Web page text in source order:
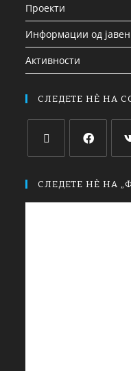
Проекти
Информации од јавен
Активности
СЛЕДЕТЕ НЀ НА
СЛЕДЕТЕ НЀ НА